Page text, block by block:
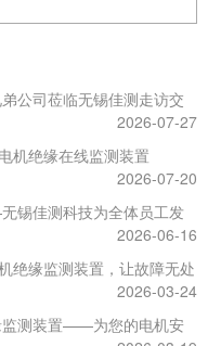
公司莅临无锡佳测走访交
2026-07-27
机绝缘在线监测装置
2026-07-20
锡佳测科技为全体员工发
2026-06-16
绝缘监测装置，让故障无处
2026-03-24
监测装置——为您的电机安